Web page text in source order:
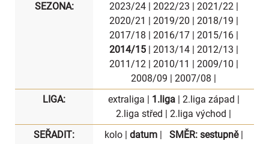
SEZONA: 2023/24| 2022/23 | 2021/22|
2020/21 | 2019/20 | 2018/19 |
2017/18 | 2016/17| 2015/16|
2014/15| 2013/14| 2012/13 |
2011/12| 2010/11 | 2009/10 |
2008/09 | 2007/08 |
LIGA:
extraliga | 1.liga| 2.liga západ |
2.liga střed | 2.liga východ |
SEŘADIT:
kolo| datum| SMĚR: sestupně|